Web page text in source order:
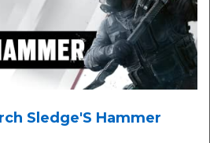
Sledge'S Hammer